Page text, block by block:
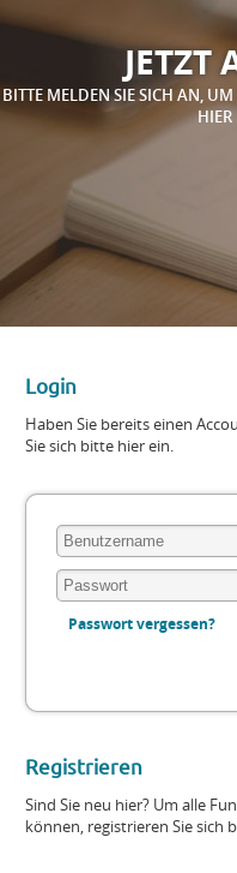
JETZT
BITTE MELDEN SIE SICH AN,
HIER
Login
Haben Sie bereits einen
Sie sich bitte hier ein.
Passwort vergessen?
Registrieren
Sind Sie neu hier? Um alle
können, registrieren Sie sich